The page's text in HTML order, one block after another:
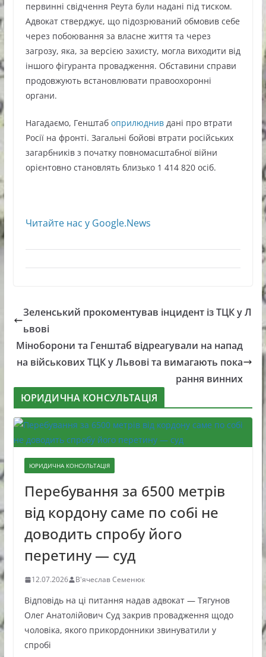
первинні свідчення Реута були надані під тиском.
Адвокат стверджує, що підозрюваний обмовив себе
через побоювання за власне життя та через
загрозу, яка, за версією захисту, могла виходити від
іншого фігуранта провадження. Обставини справи
продовжують встановлювати правоохоронні
органи.
Нагадаємо, Генштаб оприлюднивдані про втрати
Росії на фронті. Загальні бойові втрати російських
загарбників з початку повномасштабної війни
орієнтовно становлять близько 1 414 820 осіб.
Читайте нас у Google.News
Зеленський прокоментував інцидент із ТЦК у Л
ьвові
Міноборони та Генштаб відреагували на напад
на військових ТЦК у Львові та вимагають пока
рання винних
ЮРИДИЧНА КОНСУЛЬТАЦІЯ
ЮРИДИЧНА КОНСУЛЬТАЦІЯ
Перебування за 6500 метрів
від кордону саме по собі не
доводить спробу його
перетину — суд
12.07.2026 В'ячеслав Семенюк
Відповідь на ці питання надав адвокат — Тягунов
Олег Анатолійович Суд закрив провадження щодо
чоловіка, якого прикордонники звинуватили у
спробі